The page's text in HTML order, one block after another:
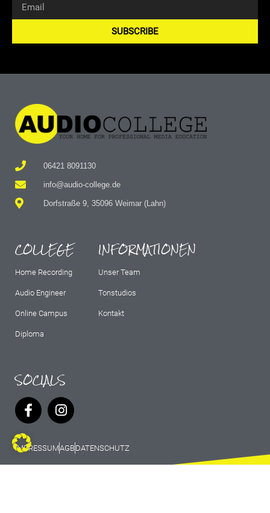
SUBSCRIBE
06421 8091130
info@audio-college.de
Dorfstraße 9, 35096 Weimar (Lahn)
COLLEGE
Home Recording
Audio Engineer
Online Campus
Diploma
INFORMATIONEN
Unser Team
Tonstudios
Kontakt
SOCIALS
IMPRESSUMAGBDATENSCHUTZ